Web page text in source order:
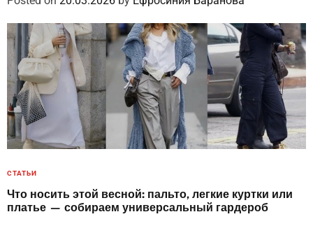
СТАТЬИ
Что носить этой весной: пальто, легкие куртки или
платье — собираем универсальный гардероб